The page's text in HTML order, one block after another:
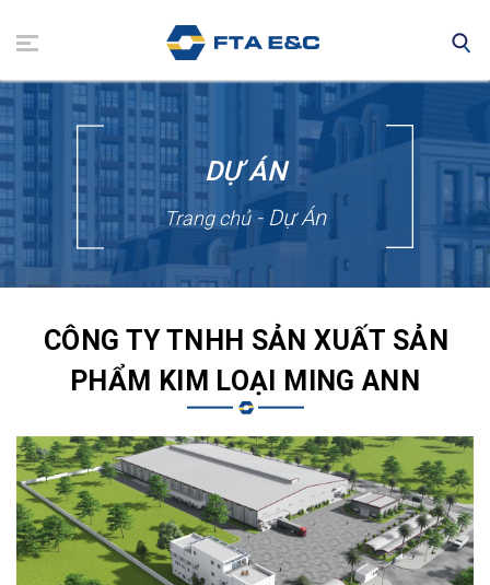
đến
dung
DỰ ÁN
Trang chủ- Dự Án
CÔNG TY TNHH SẢN XUẤT SẢN
PHẨM KIM LOẠI MING ANN